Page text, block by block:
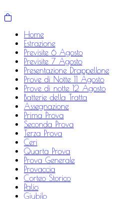
Home
Estrazione
Previsite 6 Agosto
Previsite 7 Agosto
Presentazione Drappellone
Prove di Notte 11 Agosto
Prove di notte 12 Agosto
Batterie della Tratta
Assegnazione
Prima Prova
Seconda Prova
Terza Prova
Ceri
Quarta Prova
Prova Generale
Provaccia
Corteo Storico
Palio
Giubilo